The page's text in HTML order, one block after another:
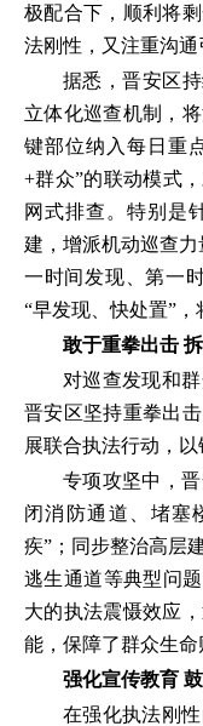
极配合下，顺利将
法刚性，又注重沟通
据悉，晋安区
立体化巡查机制，
键部位纳入每日重
+群众”的联动模式
网式排查。特别是
建，增派机动巡查
一时间发现、第一
“早发现、快处置”，
敢于重拳出击
对巡查发现和
晋安区坚持重拳出
展联合执法行动，以
专项攻坚中，
闭消防通道、堵塞
疾”；同步整治高层
逃生通道等典型问
大的执法震慑效应
能，保障了群众生命
强化宣传教育
在强化执法刚